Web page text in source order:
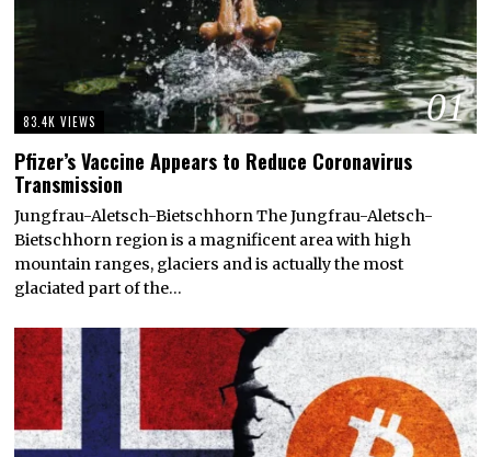
01
83.4K VIEWS
Pfizer’s Vaccine Appears to Reduce Coronavirus
Transmission
Jungfrau-Aletsch-Bietschhorn The Jungfrau-Aletsch-
Bietschhorn region is a magnificent area with high
mountain ranges, glaciers and is actually the most
glaciated part of the…